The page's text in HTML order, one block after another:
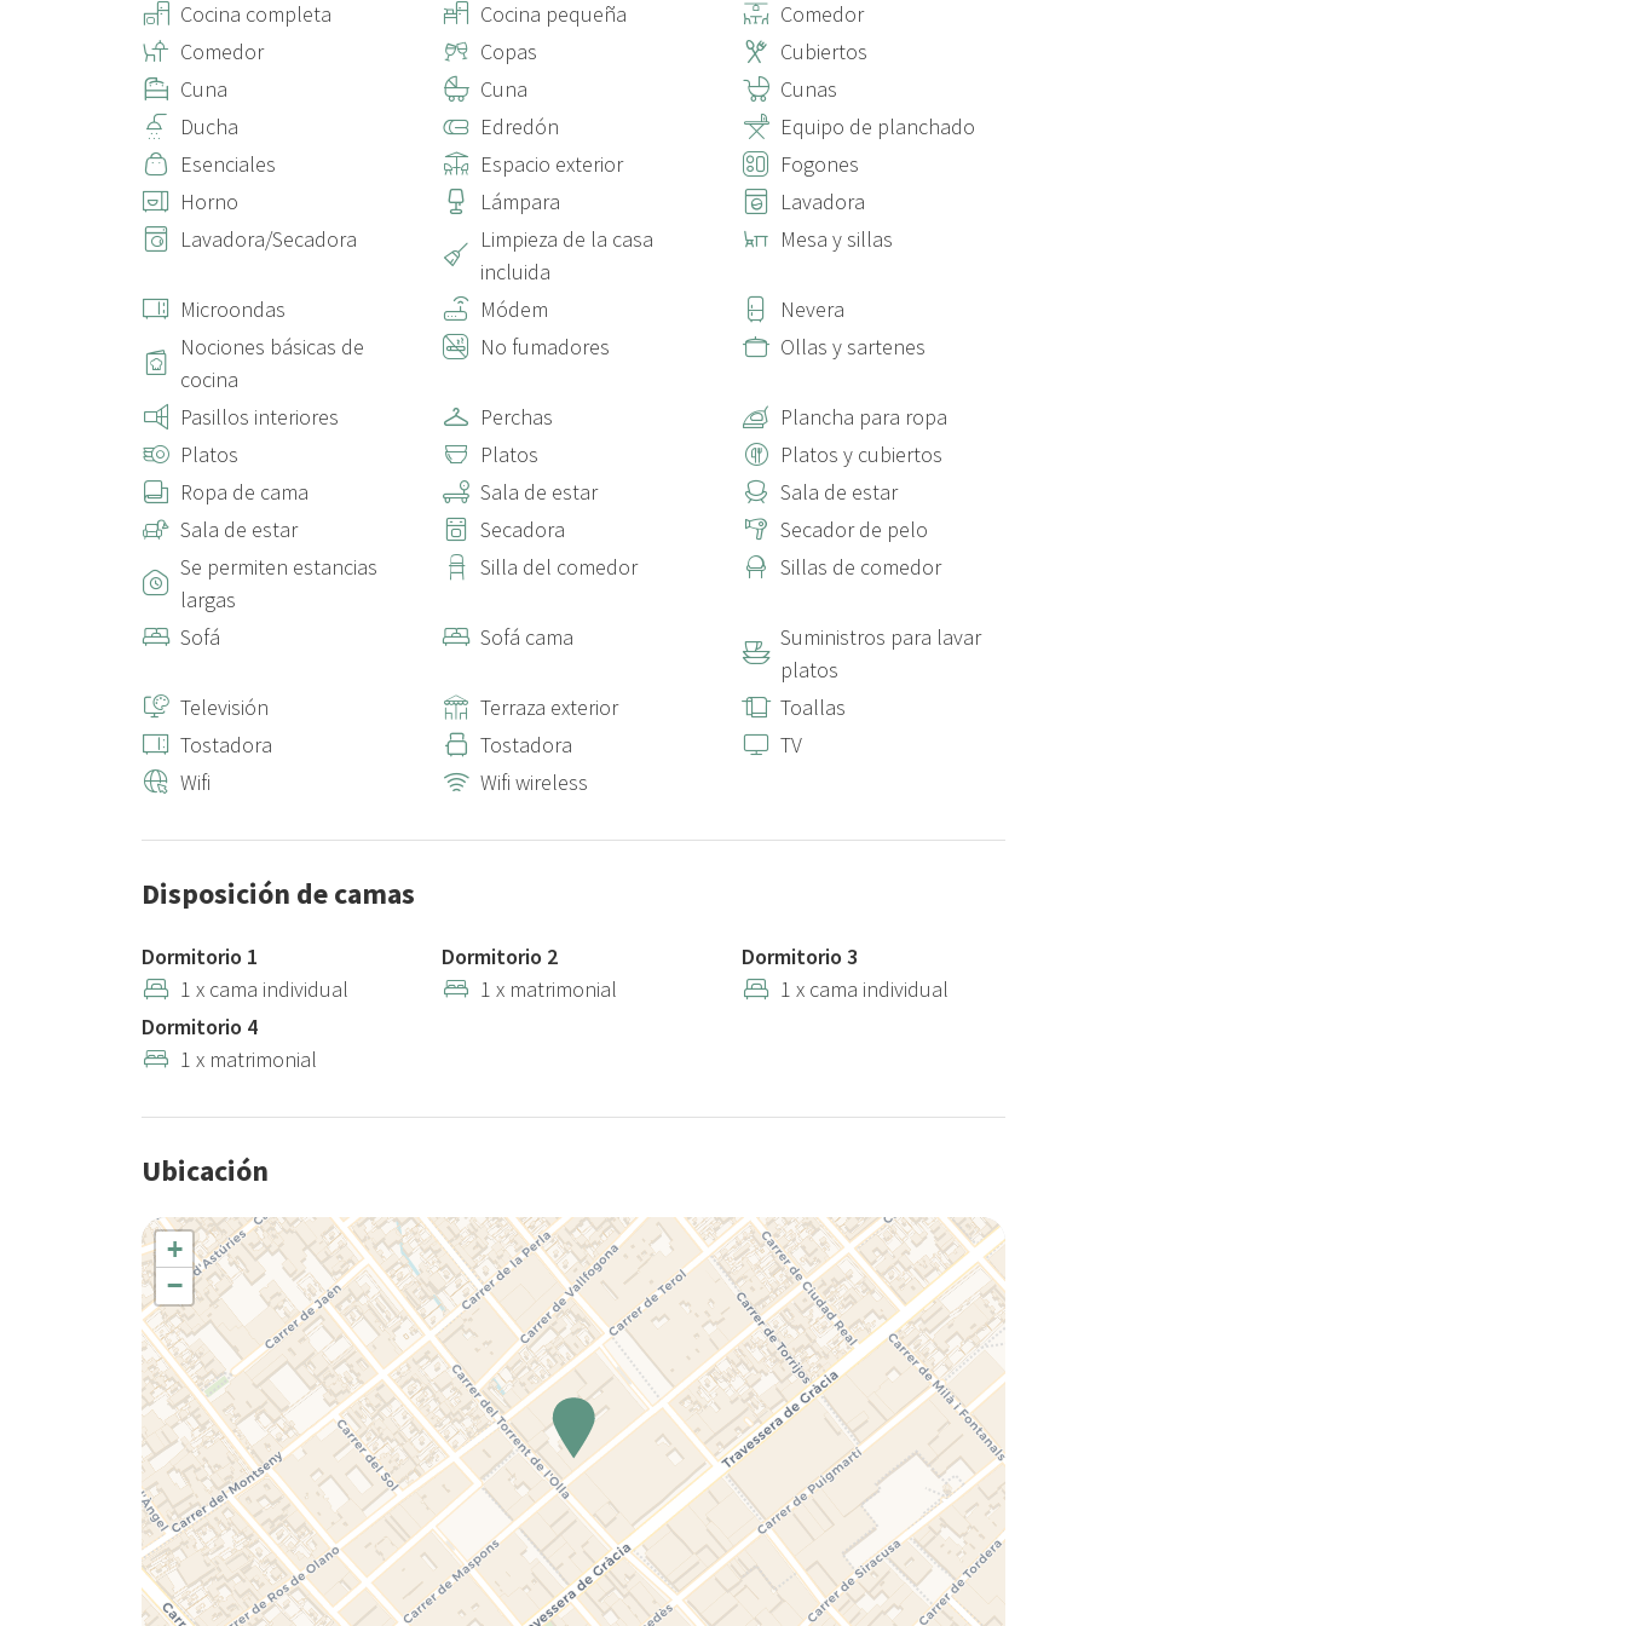
Cocina completa
Cocina pequeña
Comedor
Comedor
Copas
Cubiertos
Cuna
Cuna
Cunas
Ducha
Edredón
Equipo de planchado
Esenciales
Espacio exterior
Fogones
Horno
Lámpara
Lavadora
Lavadora/Secadora
Limpieza de la casa
incluida
Mesa y sillas
Microondas Módem
Nevera
Nociones básicas de
cocina
No fumadores Ollas y sartenes
Pasillos interiores Perchas
Plancha para ropa
Platos
Platos
Platos y cubiertos
Ropa de cama
Sala de estar
Sala de estar
Sala de estar
Secadora
Secador de pelo
Se permiten estancias
largas
Silla del comedor Sillas de comedor
Sofá Sofá cama
Suministros para lavar
platos
Televisión
Terraza exterior
Toallas
Tostadora
Tostadora
TV
Wifi
Wifi wireless
Disposición de camas
Dormitorio 1
1 x cama individual
Dormitorio 2
1 x matrimonial
Dormitorio 3
1 x cama individual
Dormitorio 4
1 x matrimonial
Ubicación
+
−